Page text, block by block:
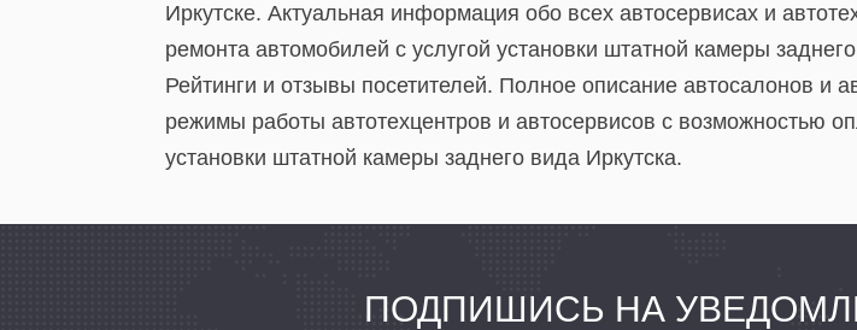
Иркутске. Актуальная информация обо всех автосервисах и
ремонта автомобилей с услугой установки штатной камеры
Рейтинги и отзывы посетителей. Полное описание автосалонов
режимы работы автотехцентров и автосервисов с возможностью
установки штатной камеры заднего вида Иркутска.
ПОДПИШИСЬ НА